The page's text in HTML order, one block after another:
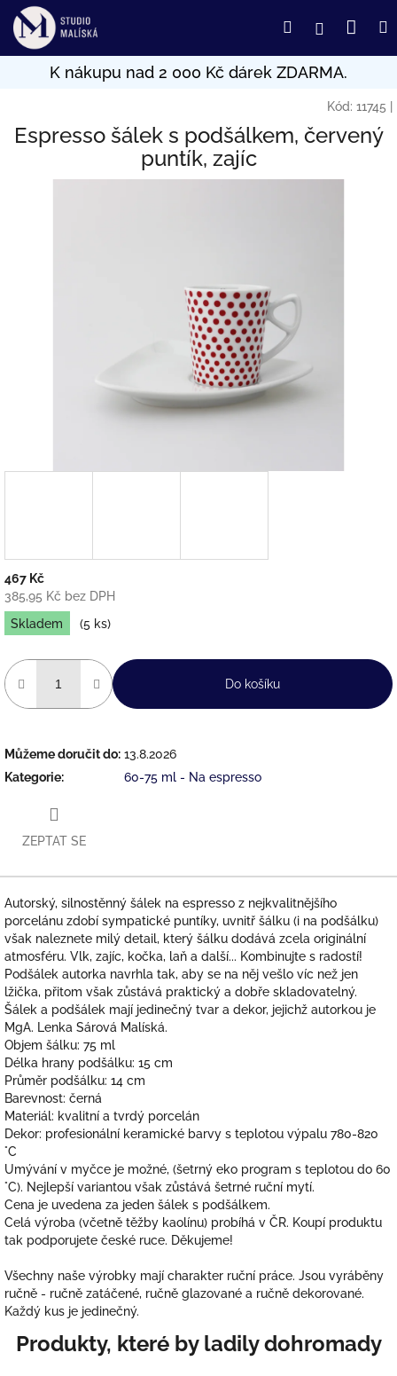
Přejít
obsah
HledatPřihlášení
Kód: 11745
Espresso šálek s podšálkem, červený
puntík, zajíc
467 Kč
385,95 Kč bez DPH
Měrná
cena:
Skladem (5 ks)
Do košíku
Můžeme doručit do: 13.8.2026
Kategorie: 60-75 ml - Na espresso
ZEPTAT SE
Autorský, silnostěnný šálek na espresso z nejkvalitnějšího
porcelánu zdobí sympatické puntíky, uvnitř šálku (i na podšálku)
však naleznete milý detail, který šálku dodává zcela originální
atmosféru. Vlk, zajíc, kočka, laň a další... Kombinujte s radostí!
Podšálek autorka navrhla tak, aby se na něj vešlo víc než jen
lžička, přitom však zůstává praktický a dobře skladovatelný.
Šálek a podšálek mají jedinečný tvar a dekor, jejichž autorkou je
MgA. Lenka Sárová Malíská.
Objem šálku: 75 ml
Délka hrany podšálku: 15 cm
Průměr podšálku: 14 cm
Barevnost: černá
Materiál: kvalitní a tvrdý porcelán
Dekor: profesionální keramické barvy s teplotou výpalu 780-820
°C
Umývání v myčce je možné, (šetrný eko program s teplotou do 60
°C). Nejlepší variantou však zůstává šetrné ruční mytí.
Cena je uvedena za jeden šálek s podšálkem.
Celá výroba (včetně těžby kaolínu) probíhá v ČR. Koupí produktu
tak podporujete české ruce. Děkujeme!
Všechny naše výrobky mají charakter ruční práce. Jsou vyráběny
ručně - ručně zatáčené, ručně glazované a ručně dekorované.
Každý kus je jedinečný.